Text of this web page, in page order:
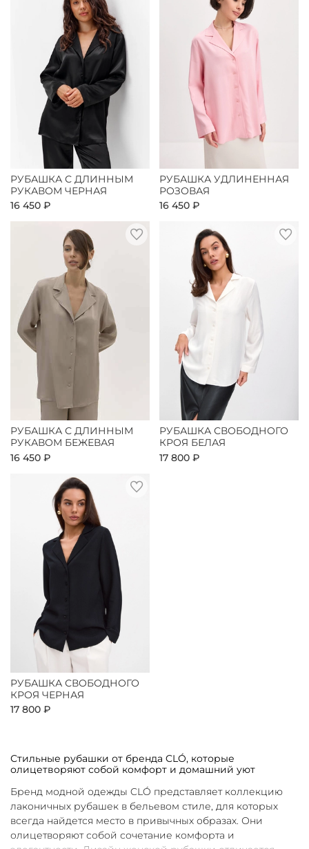
РУБАШКА С ДЛИННЫМ
РУКАВОМ ЧЕРНАЯ
16 450 ₽
РУБАШКА УДЛИНЕННАЯ
РОЗОВАЯ
16 450 ₽
РУБАШКА С ДЛИННЫМ
РУКАВОМ БЕЖЕВАЯ
16 450 ₽
РУБАШКА СВОБОДНОГО
КРОЯ БЕЛАЯ
17 800 ₽
РУБАШКА СВОБОДНОГО
КРОЯ ЧЕРНАЯ
17 800 ₽
Стильные рубашки от бренда CLÓ, которые
олицетворяют собой комфорт и домашний уют
Бренд модной одежды CLÓ представляет коллекцию
лаконичных рубашек в бельевом стиле, для которых
всегда найдется место в привычных образах. Они
олицетворяют собой сочетание комфорта и